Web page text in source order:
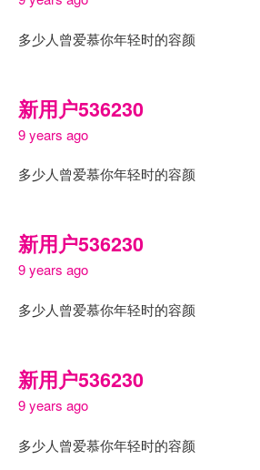
多少人曾爱慕你年轻时的容颜
新用户536230
9 years ago
多少人曾爱慕你年轻时的容颜
新用户536230
9 years ago
多少人曾爱慕你年轻时的容颜
新用户536230
9 years ago
多少人曾爱慕你年轻时的容颜